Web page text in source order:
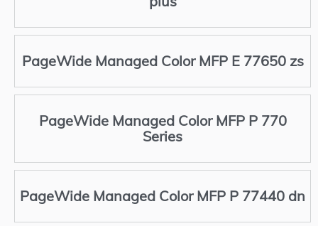
PageWide Managed Color MFP E 77650 zs
PageWide Managed Color MFP P 770
Series
PageWide Managed Color MFP P 77440 dn